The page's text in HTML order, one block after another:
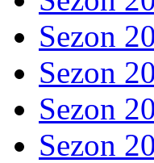
Sezon
Sezon
Sezon
Sezon